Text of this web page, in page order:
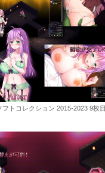
フトコレクション 2015-2023 9枚目